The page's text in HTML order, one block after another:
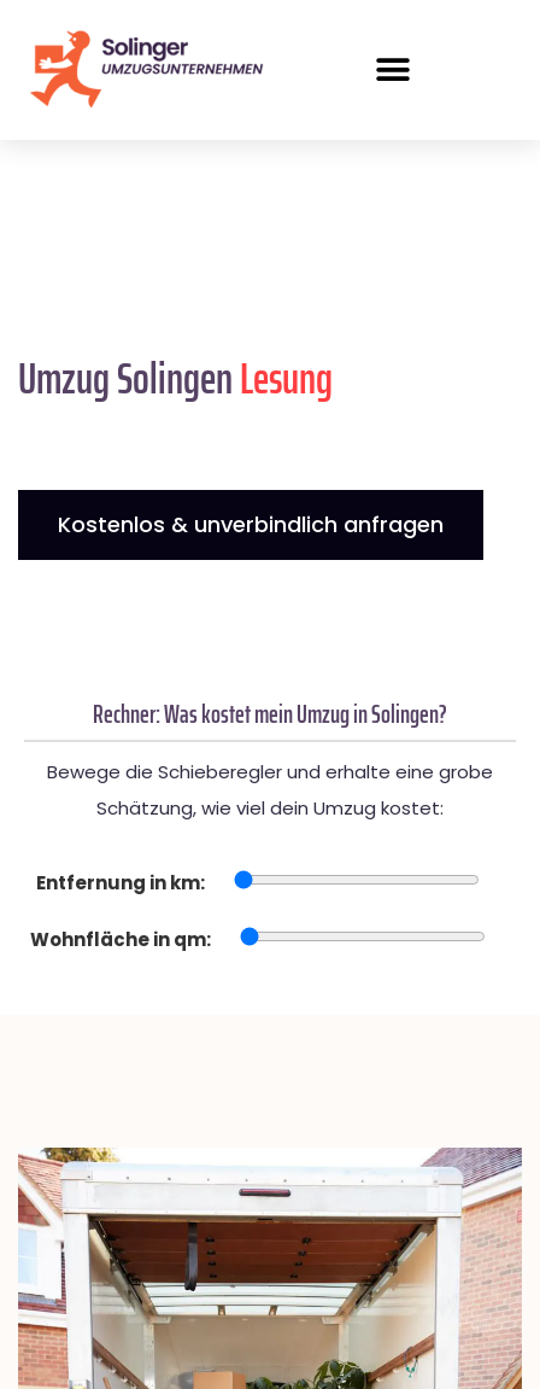
Umzug SolingenLesung
Kostenlos & unverbindlich anfragen
Rechner: Was kostet mein Umzug in Solingen?
Bewege die Schieberegler und erhalte eine grobe
Schätzung, wie viel dein Umzug kostet:
Entfernung in km:
Wohnfläche in qm: